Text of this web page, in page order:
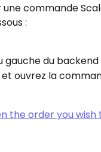
commande
:
gauche du
ouvrez la